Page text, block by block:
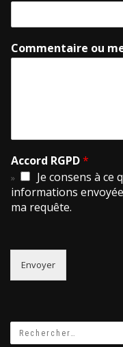
Commentaire ou
Accord RGPD*
Je consens à ce
informations
ma requête.
Envoyer